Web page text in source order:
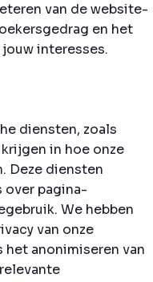
van de website-
en het
interesses.
diensten, zoals
in hoe onze
Deze diensten
over pagina-
We hebben
van onze
het anonimiseren van